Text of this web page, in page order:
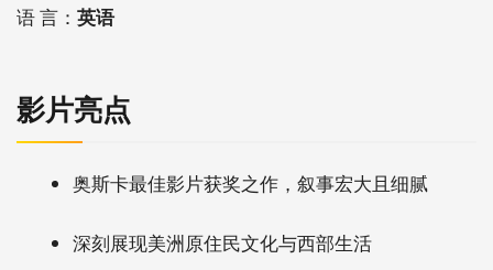
语 言： 英语
影片亮点
奥斯卡最佳影片获奖之作，叙事宏大且细腻
深刻展现美洲原住民文化与西部生活